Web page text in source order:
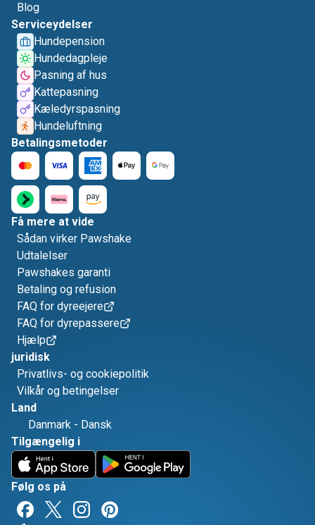
Blog
Serviceydelser
Hundepension
Hundedagpleje
Pasning af hus
Kattepasning
Kæledyrspasning
Hundeluftning
Betalingsmetoder
Få mere at vide
Sådan virker Pawshake
Udtalelser
Pawshakes garanti
Betaling og refusion
FAQ for dyreejere
FAQ for dyrepassere
Hjælp
juridisk
Privatlivs- og cookiepolitik
Vilkår og betingelser
Land
Danmark - Dansk
Tilgængelig i
Følg os på